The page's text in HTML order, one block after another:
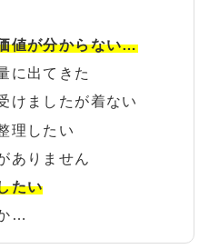
値が分からない…
に出てきた
けましたが着ない
理したい
ありません
たい
…